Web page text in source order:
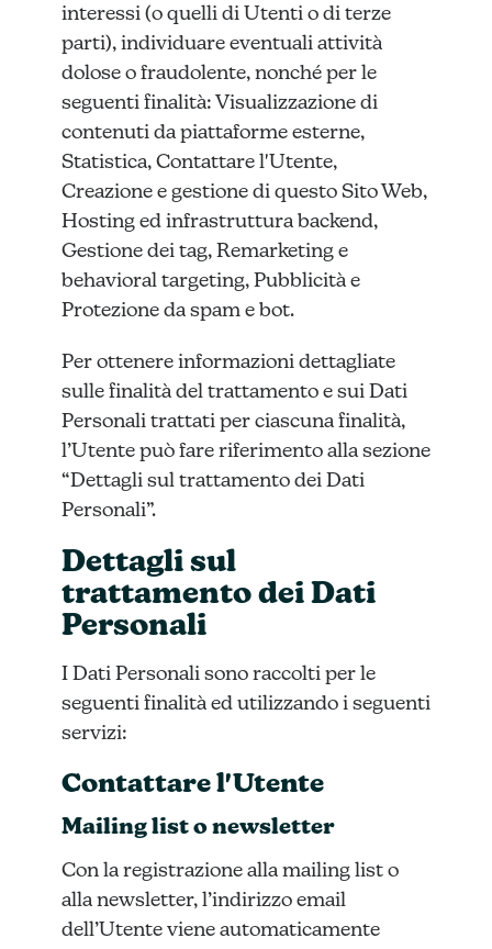
interessi (o quelli di Utenti o di terze
parti), individuare eventuali attività
dolose o fraudolente, nonché per le
seguenti finalità: Visualizzazione di
contenuti da piattaforme esterne,
Statistica, Contattare l'Utente,
Creazione e gestione di questo Sito Web,
Hosting ed infrastruttura backend,
Gestione dei tag, Remarketing e
behavioral targeting, Pubblicità e
Protezione da spam e bot.
Per ottenere informazioni dettagliate
sulle finalità del trattamento e sui Dati
Personali trattati per ciascuna finalità,
l’Utente può fare riferimento alla sezione
“Dettagli sul trattamento dei Dati
Personali”.
Dettagli sul
trattamento dei Dati
Personali
I Dati Personali sono raccolti per le
seguenti finalità ed utilizzando i seguenti
servizi:
Contattare l'Utente
Mailing list o newsletter
Con la registrazione alla mailing list o
alla newsletter, l’indirizzo email
dell’Utente viene automaticamente